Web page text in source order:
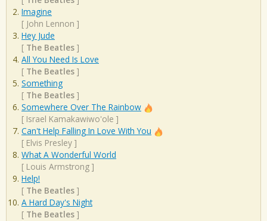
Imagine
[ John Lennon ]
Hey Jude
[ The Beatles ]
All You Need Is Love
[ The Beatles ]
Something
[ The Beatles ]
Somewhere Over The Rainbow
[ Israel Kamakawiwo'ole ]
Can't Help Falling In Love With You
[ Elvis Presley ]
What A Wonderful World
[ Louis Armstrong ]
Help!
[ The Beatles ]
A Hard Day's Night
[ The Beatles ]